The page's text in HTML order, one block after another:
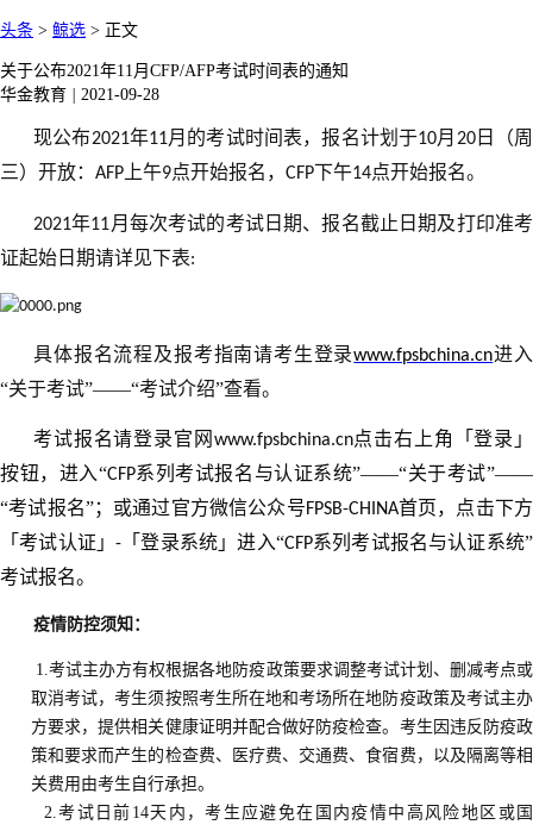
头条 > 鲸选 > 正文
关于公布2021年11月CFP/AFP考试时间表的通知
华金教育
2021-09-28
现公布2021年11月的考试时间表，报名计划于10月 20日（周
三）开放： AFP 上午9点开始报名， CFP下午14点开始报名。
2021年11月每次考试的考试日期、报名截止日期及打印准考
证起始日期请详见下表:
具体报名流程及报考指南请考生登录www.fpsbchina.cn进入
“关于考试”——“考试介绍”查看。
考试报名请登录官网 www.fpsbchina.cn点击右上角「登录」
按钮，进入“CFP系列考试报名与认证系统”——“关于考试”——
“考试报名”；或通过官方微信公众号FPSB-CHINA首页，点击下方
「考试认证」- 「登录系统」进入“CFP系列考试报名与认证系统”
考试报名。
疫情防控须知 ：
1.考试主办方有权根据各地防疫政策要求调整考试计划、删减考点或
取消考试，考生须按照考生所在地和考场所在地防疫政策及考试主办
方要求，提供相关健康证明并配合做好防疫检查。考生因违反防疫政
策和要求而产生的检查费、医疗费、交通费、食宿费，以及隔离等相
关费用由考生自行承担。
2.考试日前14天内，考生应避免在国内疫情中高风险地区或国